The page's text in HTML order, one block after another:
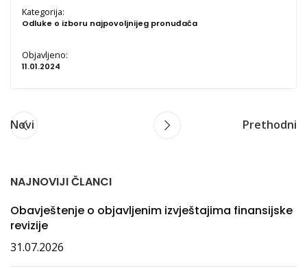
Kategorija:
Odluke o izboru najpovoljnijeg pronuđača
Objavljeno:
11.01.2024
Novi Prethodni
NAJNOVIJI ČLANCI
Obavještenje o objavljenim izvještajima finansijske
revizije
31.07.2026